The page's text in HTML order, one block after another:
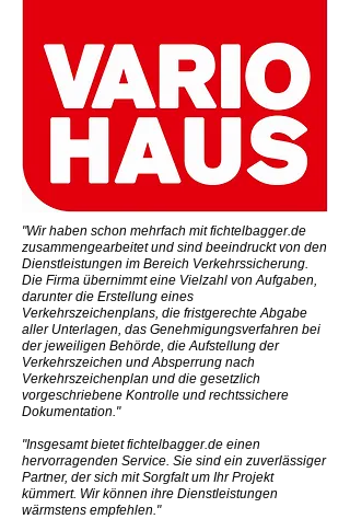
"Wir haben schon mehrfach mit fichtelbagger.de
zusammengearbeitet und sind beeindruckt von den
Dienstleistungen im Bereich Verkehrssicherung.
Die Firma übernimmt eine Vielzahl von Aufgaben,
darunter die Erstellung eines
Verkehrszeichenplans, die fristgerechte Abgabe
aller Unterlagen, das Genehmigungsverfahren bei
der jeweiligen Behörde, die Aufstellung der
Verkehrszeichen und Absperrung nach
Verkehrszeichenplan und die gesetzlich
vorgeschriebene Kontrolle und rechtssichere
Dokumentation."
"Insgesamt bietet fichtelbagger.de einen
hervorragenden Service. Sie sind ein zuverlässiger
Partner, der sich mit Sorgfalt um Ihr Projekt
kümmert. Wir können ihre Dienstleistungen
wärmstens empfehlen."